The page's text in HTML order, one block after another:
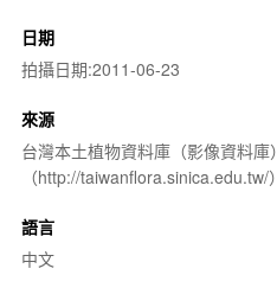
日期
拍攝日期:2011-06-23
來源
台灣本土植物資料庫（影像資料庫）
（http://taiwanflora.sinica.edu.tw/）
語言
中文